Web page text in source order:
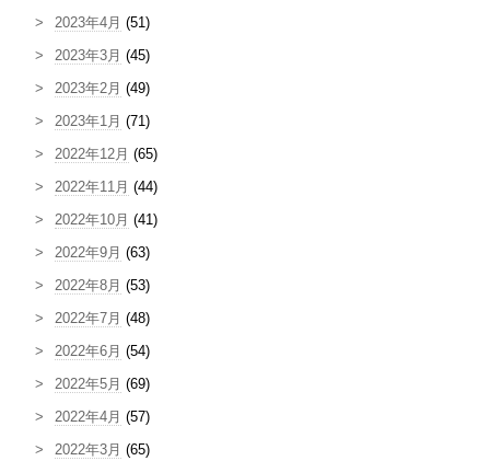
2023年4月 (51)
2023年3月 (45)
2023年2月 (49)
2023年1月 (71)
2022年12月 (65)
2022年11月 (44)
2022年10月 (41)
2022年9月 (63)
2022年8月 (53)
2022年7月 (48)
2022年6月 (54)
2022年5月 (69)
2022年4月 (57)
2022年3月 (65)